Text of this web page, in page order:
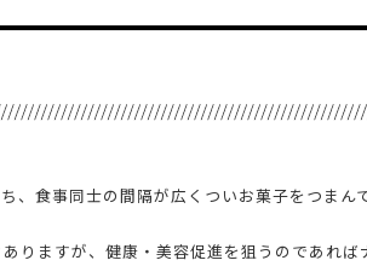
、食事同士の間隔が広くついお菓子をつま
ますが、健康・美容促進を狙うのであれば